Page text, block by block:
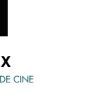
CINE